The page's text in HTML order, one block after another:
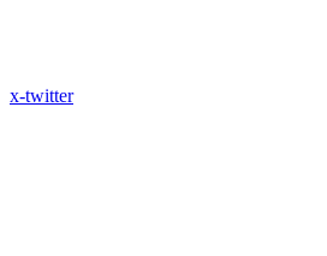
x-twitter